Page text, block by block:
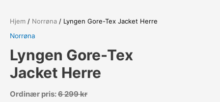
Hjem / Norrøna / Lyngen Gore-Tex Jacket Herre
Norrøna
Lyngen Gore-Tex
Jacket Herre
Ordinær pris:6 299kr